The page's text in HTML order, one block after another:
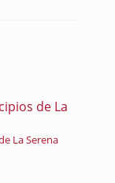
de La
La Serena